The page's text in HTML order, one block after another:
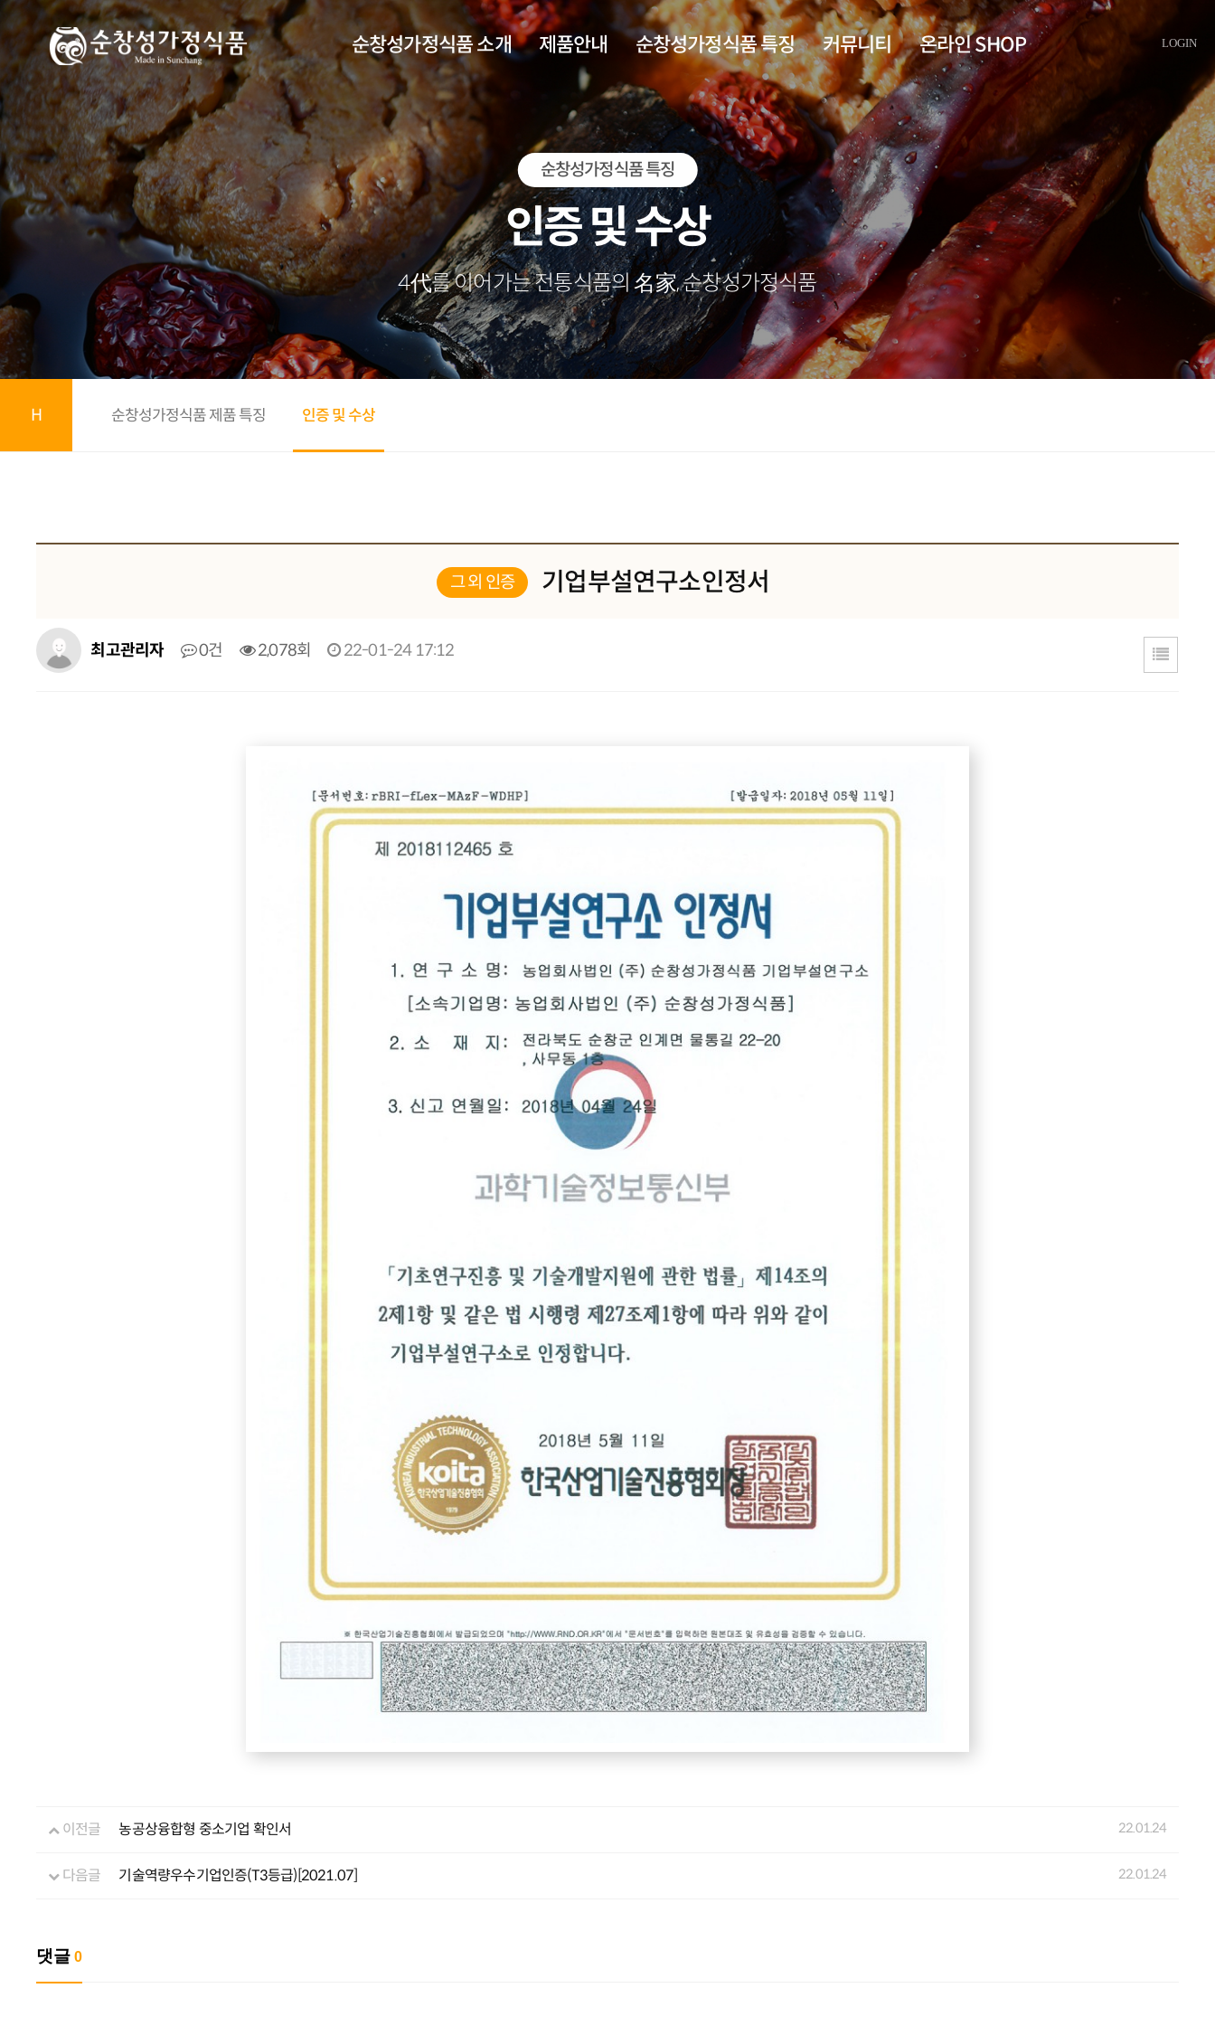
순창성가정식품 소개
회사소개
인사말
회사연혁
찾아오시는길
제품안내
주요제품 소개
제조공정 설비
순창성가정식품 특징
순창성가정식품 제품 특징
인증 및 수상
커뮤니티
공지사항
온라인 SHOP
자사몰
스마트스토어
LOGIN
순창성가정식품 특징
인증 및 수상
4代를 이어가는 전통식품의 名家, 순창성가정식품
H 순창성가정식품 제품 특징 인증 및 수상
그 외 인증 기업부설연구소인정서
최고관리자 0건 2,078회 22-01-24 17:12
이전글 농공상융합형 중소기업 확인서 22.01.24
다음글 기술역량우수기업인증(T3등급)[2021.07] 22.01.24
댓글 0